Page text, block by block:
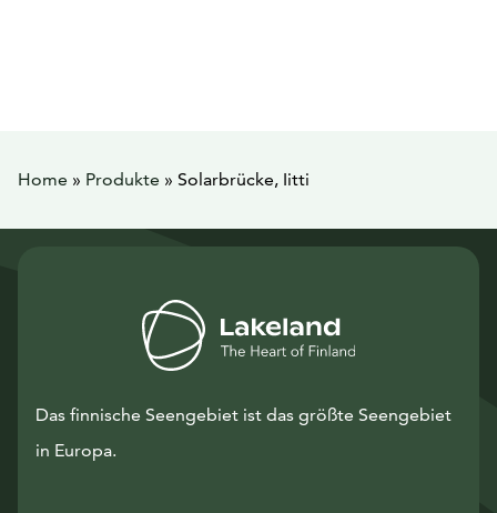
Home » Produkte » Solarbrücke, Iitti
Das finnische Seengebiet ist das größte Seengebiet
in Europa.